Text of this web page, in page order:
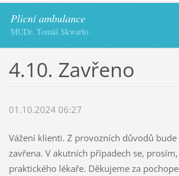
Plicní ambulance
MUDr. Tomáš Skwarło
4.10. Zavřeno
01.10.2024 06:27
Vážení klienti. Z provozních důvodů
zavřena. V akutních případech se,
praktického lékaře. Děkujeme za